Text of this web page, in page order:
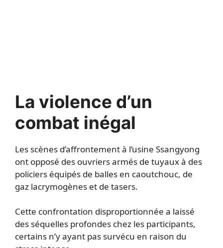
La violence d’un
combat inégal
Les scènes d’affrontement à l’usine Ssangyong
ont opposé des ouvriers armés de tuyaux à des
policiers équipés de balles en caoutchouc, de
gaz lacrymogènes et de tasers.
Cette confrontation disproportionnée a laissé
des séquelles profondes chez les participants,
certains n’y ayant pas survécu en raison du